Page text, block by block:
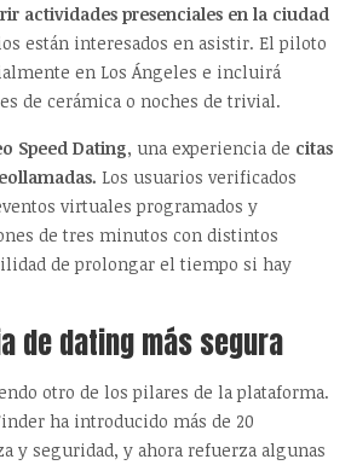
actividades presenciales en la ciudad
están interesados en asistir. El piloto
en Los Ángeles e incluirá
de cerámica o noches de trivial.
Speed Dating, una experiencia de citas
Los usuarios verificados
virtuales programados y
de tres minutos con distintos
de prolongar el tiempo si hay
de dating más segura
otro de los pilares de la plataforma.
ha introducido más de 20
y seguridad, y ahora refuerza algunas